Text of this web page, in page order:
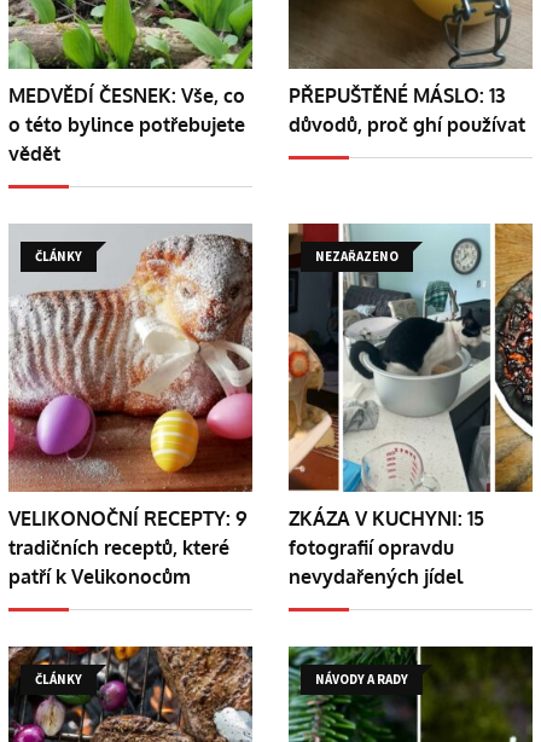
MEDVĚDÍ ČESNEK: Vše, co
o této bylince potřebujete
vědět
PŘEPUŠTĚNÉ MÁSLO: 13
důvodů, proč ghí používat
ČLÁNKY
VELIKONOČNÍ RECEPTY: 9
tradičních receptů, které
patří k Velikonocům
NEZAŘAZENO
ZKÁZA V KUCHYNI: 15
fotografií opravdu
nevydařených jídel
ČLÁNKY NÁVODY A RADY